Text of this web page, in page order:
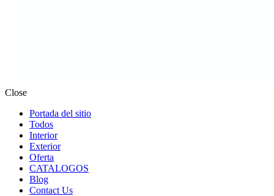
Close
Portada del sitio
Todos
Interior
Exterior
Oferta
CATALOGOS
Blog
Contact Us